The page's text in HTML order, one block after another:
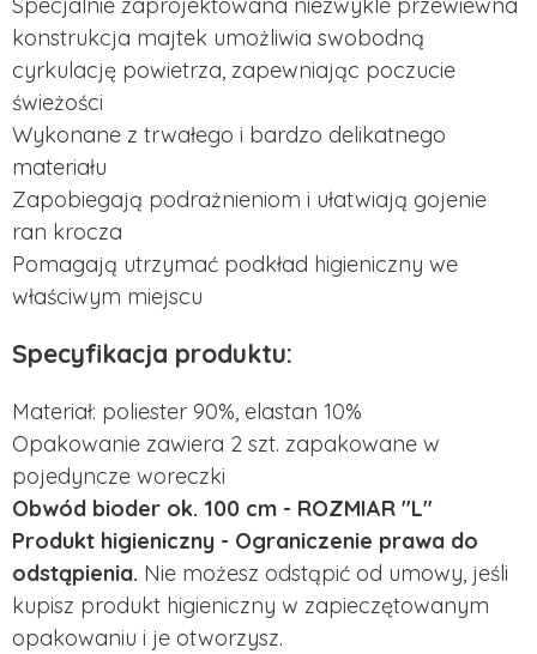
konstrukcja majtek umożliwia swobodną
cyrkulację powietrza, zapewniając poczucie
świeżości
Wykonane z trwałego i bardzo delikatnego
materiału
Zapobiegają podrażnieniom i ułatwiają gojenie
ran krocza
Pomagają utrzymać podkład higieniczny we
właściwym miejscu
Specyfikacja produktu:
Materiał: poliester 90%, elastan 10%
Opakowanie zawiera 2 szt. zapakowane w
pojedyncze woreczki
Obwód bioder ok. 100 cm - ROZMIAR "L"
Produkt higieniczny - Ograniczenie prawa do
odstąpienia. Nie możesz odstąpić od umowy, jeśli
kupisz produkt higieniczny w zapieczętowanym
opakowaniu i je otworzysz.